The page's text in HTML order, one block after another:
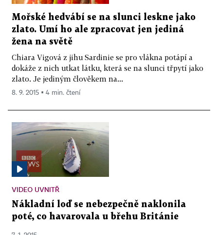
Mořské hedvábí se na slunci leskne jako
zlato. Umí ho ale zpracovat jen jediná
žena na světě
Chiara Vigová z jihu Sardinie se pro vlákna potápí a
dokáže z nich utkat látku, která se na slunci třpytí jako
zlato. Je jediným člověkem na...
8. 9. 2015 ▪ 4 min. čtení
VIDEO UVNITŘ
Nákladní loď se nebezpečně naklonila
poté, co havarovala u břehu Británie